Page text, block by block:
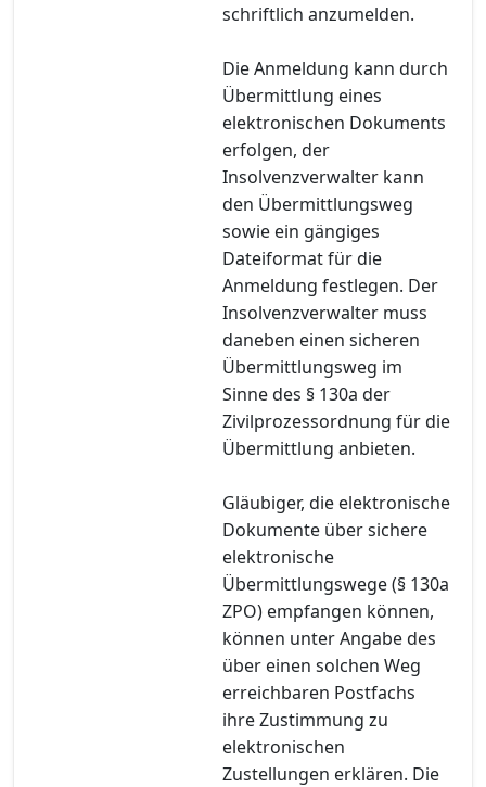
schriftlich anzumelden.
Die Anmeldung kann durch
Übermittlung eines
elektronischen Dokuments
erfolgen, der
Insolvenzverwalter kann
den Übermittlungsweg
sowie ein gängiges
Dateiformat für die
Anmeldung festlegen. Der
Insolvenzverwalter muss
daneben einen sicheren
Übermittlungsweg im
Sinne des § 130a der
Zivilprozessordnung für die
Übermittlung anbieten.
Gläubiger, die elektronische
Dokumente über sichere
elektronische
Übermittlungswege (§ 130a
ZPO) empfangen können,
können unter Angabe des
über einen solchen Weg
erreichbaren Postfachs
ihre Zustimmung zu
elektronischen
Zustellungen erklären. Die